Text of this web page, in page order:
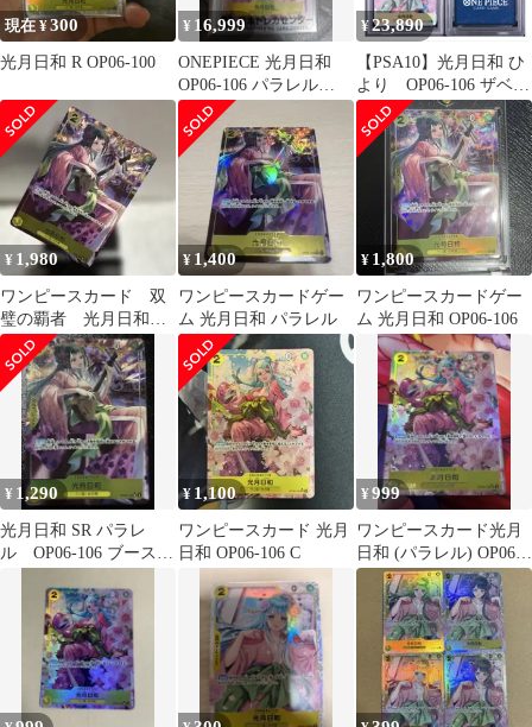
現在 ¥300
光月日和 R OP06-100
¥ 16,999
ONEPIECE 光月日和
OP06-106 パラレル
PSA10
¥23,890
【PSA10】光月日和 ひ
より OP06-106 ザベス
ト THE BEST
¥ 1,980
ワンピースカード 双
璧の覇者 光月日和
OP06-106 パラレル
¥ 1,400
ワンピースカードゲー
ム 光月日和 パラレル
¥ 1,800
ワンピースカードゲー
ム 光月日和 OP06-106
¥ 1,290
光月日和 SR パラレ
ル OP06-106 ブースタ
¥ 1,100
ワンピースカード 光月
日和 OP06-106 C
¥999
ワンピースカード光月
日和 (パラレル) OP06-
106